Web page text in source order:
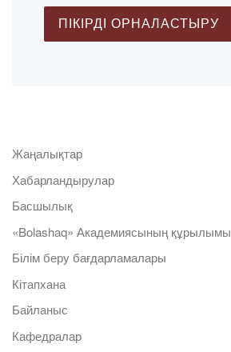
Жаңалықтар
Хабарландырулар
Басшылық
«Bolashaq» Академиясының құрылымы
Білім беру бағдарламалары
Кітапхана
Байланыс
Кафедралар